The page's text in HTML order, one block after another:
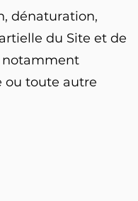
dénaturation,
du Site et de
notamment
ou toute autre